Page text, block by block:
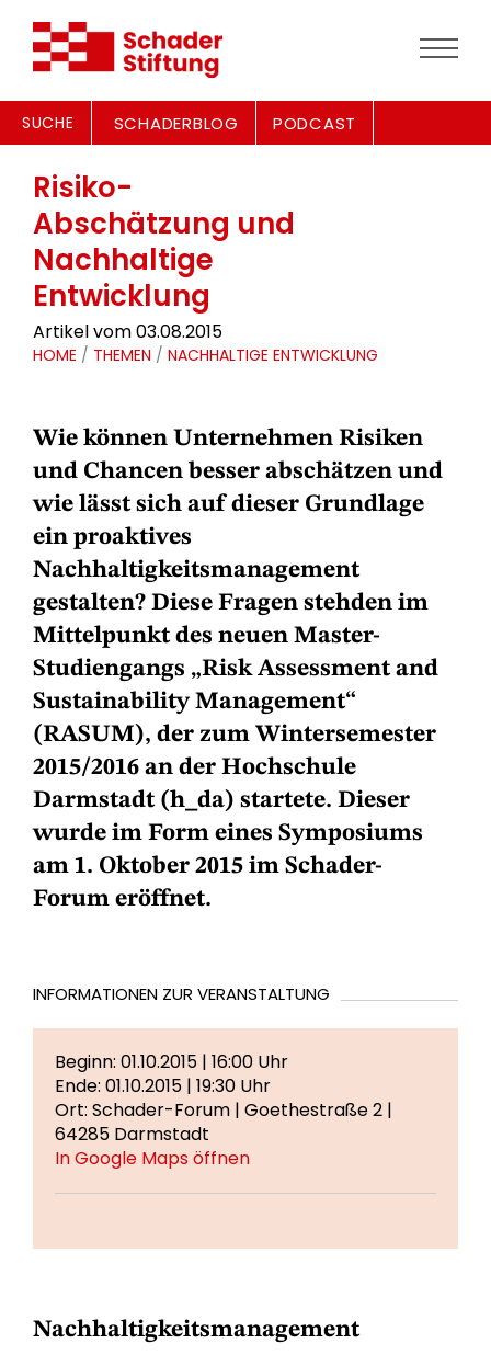
SUCHE SCHADERBLOG PODCAST
Risiko-
Abschätzung und
Nachhaltige
Entwicklung
Artikel vom 03.08.2015
HOME / THEMEN / NACHHALTIGE ENTWICKLUNG
Wie können Unternehmen Risiken
und Chancen besser abschätzen und
wie lässt sich auf dieser Grundlage
ein proaktives
Nachhaltigkeitsmanagement
gestalten? Diese Fragen stehden im
Mittelpunkt des neuen Master-
Studiengangs „Risk Assessment and
Sustainability Management“
(RASUM), der zum Wintersemester
2015/2016 an der Hochschule
Darmstadt (h_da) startete. Dieser
wurde im Form eines Symposiums
am 1. Oktober 2015 im Schader-
Forum eröffnet.
INFORMATIONEN ZUR VERANSTALTUNG
Beginn: 01.10.2015 | 16:00 Uhr
Ende: 01.10.2015 | 19:30 Uhr
Ort: Schader-Forum | Goethestraße 2 |
64285 Darmstadt
In Google Maps öffnen
Nachhaltigkeitsmanagement